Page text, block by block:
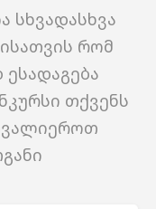
სხვადასხვა
რომ
თქვენს